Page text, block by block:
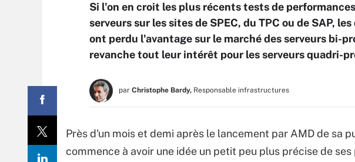
Si l'on en croit les plus récents tests de
serveurs sur les sites de SPEC, du TPC ou de SAP,
ont perdu l'avantage sur le marché des serveurs bi-
revanche tout leur intérêt pour les serveurs quadri-
par Christophe Bardy, Responsable infrastructures
Près d'un mois et demi après le lancement par AMD de sa
commence à avoir une idée un petit peu plus précise de